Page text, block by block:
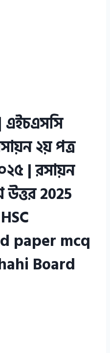
২য় পত্র
| রসায়ন
উত্তর 2025
paper mcq
Board